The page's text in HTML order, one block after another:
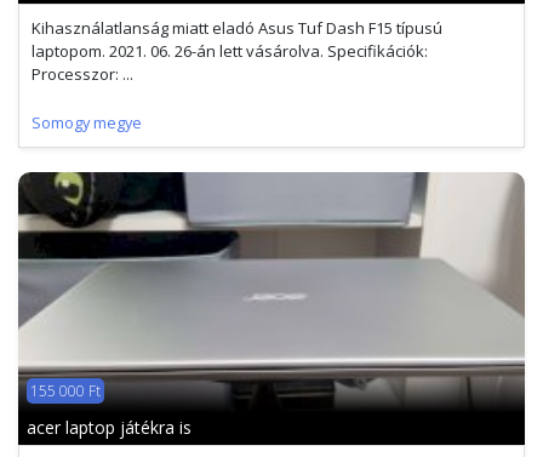
Kihasználatlanság miatt eladó Asus Tuf Dash F15 típusú
laptopom. 2021. 06. 26-án lett vásárolva. Specifikációk:
Processzor: ...
Somogy megye
155 000 Ft
acer laptop játékra is